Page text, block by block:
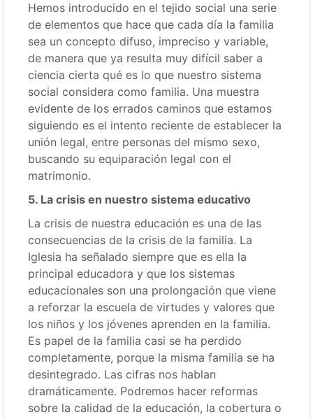
Hemos introducido en el tejido social una serie
de elementos que hace que cada día la familia
sea un concepto difuso, impreciso y variable,
de manera que ya resulta muy difícil saber a
ciencia cierta qué es lo que nuestro sistema
social considera como familia. Una muestra
evidente de los errados caminos que estamos
siguiendo es el intento reciente de establecer la
unión legal, entre personas del mismo sexo,
buscando su equiparación legal con el
matrimonio.
5. La crisis en nuestro sistema educativo
La crisis de nuestra educación es una de las
consecuencias de la crisis de la familia. La
Iglesia ha señalado siempre que es ella la
principal educadora y que los sistemas
educacionales son una prolongación que viene
a reforzar la escuela de virtudes y valores que
los niños y los jóvenes aprenden en la familia.
Es papel de la familia casi se ha perdido
completamente, porque la misma familia se ha
desintegrado. Las cifras nos hablan
dramáticamente. Podremos hacer reformas
sobre la calidad de la educación, la cobertura o